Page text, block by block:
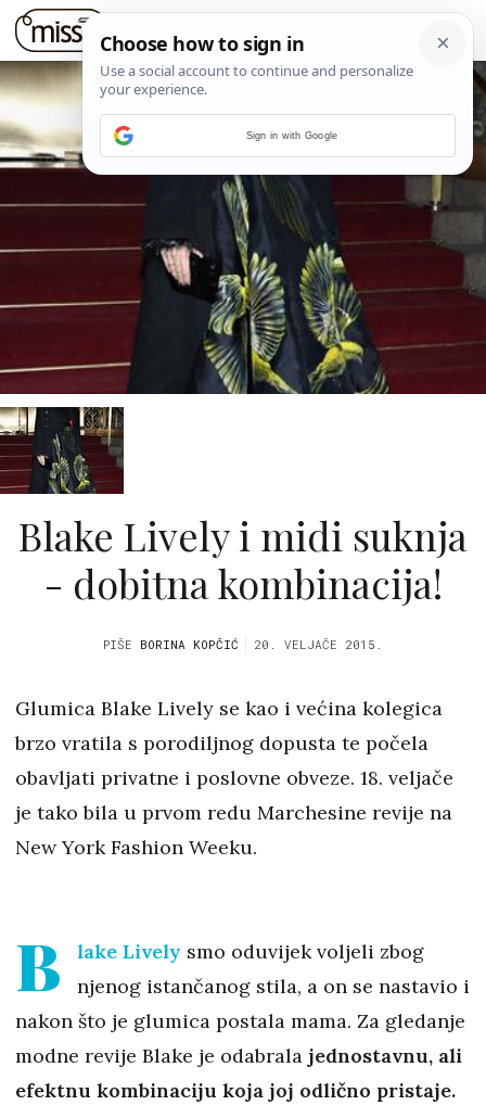
Blake Lively i midi suknja
- dobitna kombinacija!
PIŠE BORINA KOPČIĆ 20. VELJAČE 2015.
Glumica Blake Lively se kao i većina kolegica
brzo vratila s porodiljnog dopusta te počela
obavljati privatne i poslovne obveze. 18. veljače
je tako bila u prvom redu Marchesine revije na
New York Fashion Weeku.
B lake Lively smo oduvijek voljeli zbog
njenog istančanog stila, a on se nastavio i
nakon što je glumica postala mama. Za gledanje
modne revije Blake je odabrala jednostavnu, ali
efektnu kombinaciju koja joj odlično pristaje.
Sign in with Google